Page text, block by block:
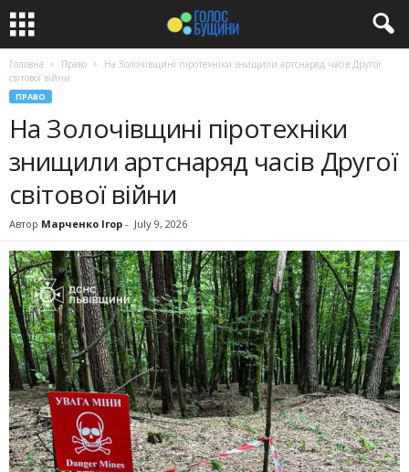
Головна Право
На Золочівщині піротехніки знищили артснаряд часів Другої
світової війни
ПРАВО
На Золочівщині піротехніки
знищили артснаряд часів Другої
світової війни
Автор Марченко Ігор - July 9, 2026